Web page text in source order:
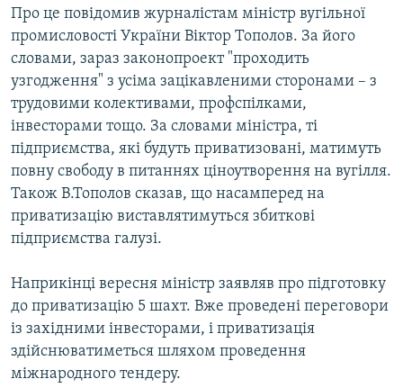
УКР
КТАТ
ДОЛУЧАЙСЯ!
Усі сайти RFE/RL
Про це повідомив журналістам міністр вугільної
промисловості України Віктор Тополов. За його
словами, зараз законопроект "проходить
узгодження" з усіма зацікавленими сторонами – з
трудовими колективами, профспілками,
інвесторами тощо. За словами міністра, ті
підприємства, які будуть приватизовані, матимуть
повну свободу в питаннях ціноутворення на вугілля.
Також В.Тополов сказав, що насамперед на
приватизацію виставлятимуться збиткові
підприємства галузі.
Наприкінці вересня міністр заявляв про підготовку
до приватизацію 5 шахт. Вже проведені переговори
із західними інвесторами, і приватизація
здійснюватиметься шляхом проведення
міжнародного тендеру.